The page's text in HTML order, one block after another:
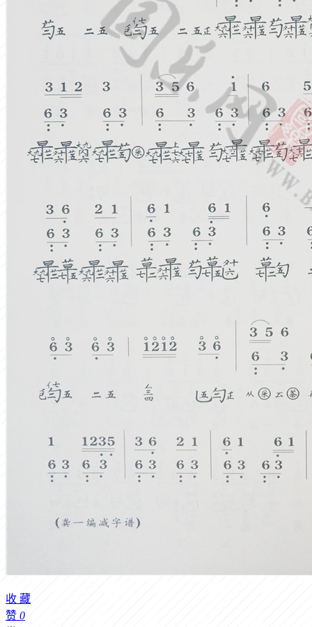
收 藏
赞 0